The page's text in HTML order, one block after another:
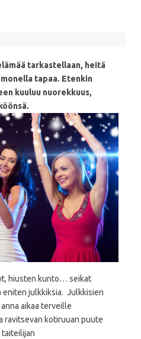
tarkastellaan, heitä
tapaa. Etenkin
kuuluu nuorekkuus,
hiusten kunto… seikat
eniten julkkiksia. Julkkisien
aikaa terveille
ravitsevan kotiruuan puute
taiteilijan